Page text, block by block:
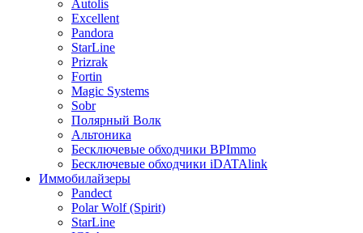
Autolis
Excellent
Pandora
StarLine
Prizrak
Fortin
Magic Systems
Sobr
Полярный Волк
Альтоника
Бесключевые обходчики BPImmo
Бесключевые обходчики iDATAlink
Иммобилайзеры
Pandect
Polar Wolf (Spirit)
StarLine